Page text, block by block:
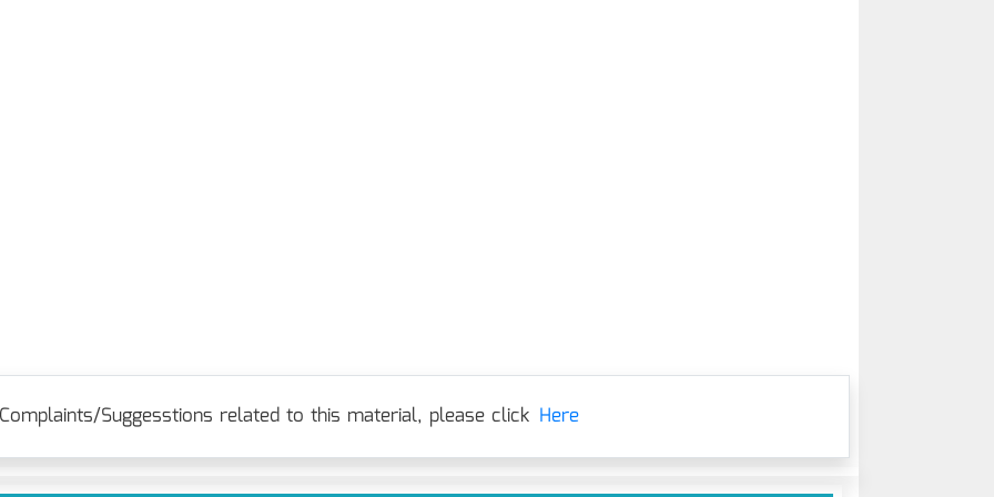
Suggesstions related to this material, please click Here